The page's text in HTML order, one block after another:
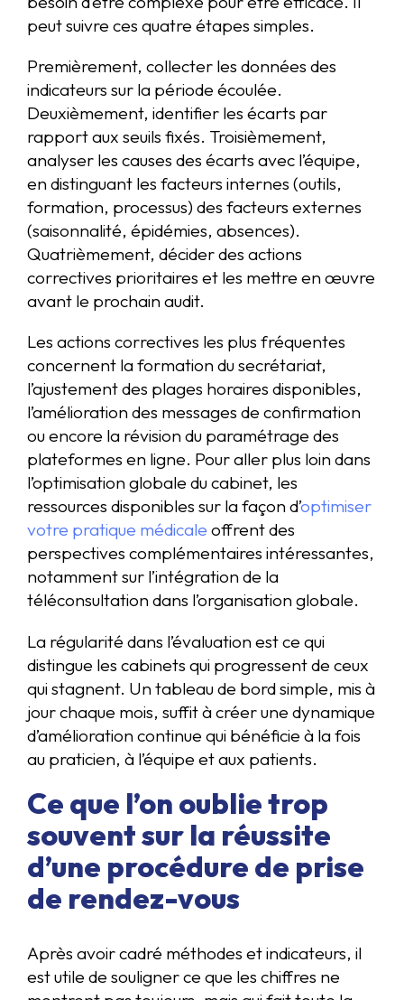
peut suivre ces quatre étapes simples.
Premièrement, collecter les données des
indicateurs sur la période écoulée.
Deuxièmement, identifier les écarts par
rapport aux seuils fixés. Troisièmement,
analyser les causes des écarts avec l’équipe,
en distinguant les facteurs internes (outils,
formation, processus) des facteurs externes
(saisonnalité, épidémies, absences).
Quatrièmement, décider des actions
correctives prioritaires et les mettre en œuvre
avant le prochain audit.
Les actions correctives les plus fréquentes
concernent la formation du secrétariat,
l’ajustement des plages horaires disponibles,
l’amélioration des messages de confirmation
ou encore la révision du paramétrage des
plateformes en ligne. Pour aller plus loin dans
l’optimisation globale du cabinet, les
ressources disponibles sur la façon d’optimiser
votre pratique médicale offrent des
perspectives complémentaires intéressantes,
notamment sur l’intégration de la
téléconsultation dans l’organisation globale.
La régularité dans l’évaluation est ce qui
distingue les cabinets qui progressent de ceux
qui stagnent. Un tableau de bord simple, mis à
jour chaque mois, suffit à créer une dynamique
d’amélioration continue qui bénéficie à la fois
au praticien, à l’équipe et aux patients.
Ce que l’on oublie trop
souvent sur la réussite
d’une procédure de prise
de rendez-vous
Après avoir cadré méthodes et indicateurs, il
est utile de souligner ce que les chiffres ne